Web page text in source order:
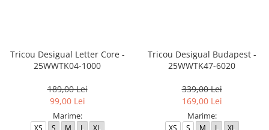
Tricou Desigual Letter Core -
25WWTK04-1000
189,00 Lei
99,00 Lei
Marime:
Tricou Desigual Budapest -
25WWTK47-6020
339,00 Lei
169,00 Lei
Marime: